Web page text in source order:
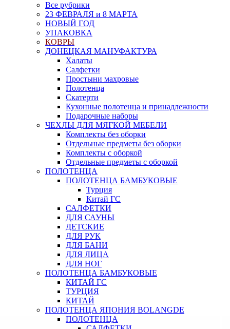
Все рубрики
23 ФЕВРАЛЯ и 8 МАРТА
НОВЫЙ ГОД
УПАКОВКА
КОВРЫ
ДОНЕЦКАЯ МАНУФАКТУРА
Халаты
Салфетки
Простыни махровые
Полотенца
Скатерти
Кухонные полотенца и принадлежности
Подарочные наборы
ЧЕХЛЫ ДЛЯ МЯГКОЙ МЕБЕЛИ
Комплекты без оборки
Отдельные предметы без оборки
Комплекты с оборкой
Отдельные предметы с оборкой
ПОЛОТЕНЦА
ПОЛОТЕНЦА БАМБУКОВЫЕ
Турция
Китай ГС
САЛФЕТКИ
ДЛЯ САУНЫ
ДЕТСКИЕ
ДЛЯ РУК
ДЛЯ БАНИ
ДЛЯ ЛИЦА
ДЛЯ НОГ
ПОЛОТЕНЦА БАМБУКОВЫЕ
КИТАЙ ГС
ТУРЦИЯ
КИТАЙ
ПОЛОТЕНЦА ЯПОНИЯ BOLANGDE
ПОЛОТЕНЦА